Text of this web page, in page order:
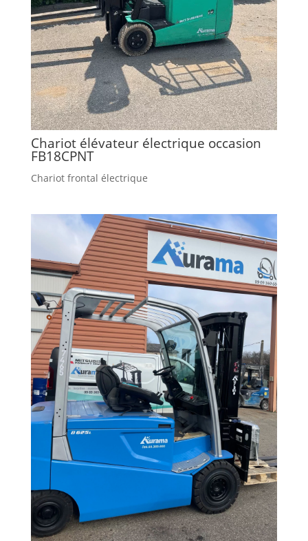
Chariot élévateur électrique occasion
FB18CPNT
Chariot frontal électrique